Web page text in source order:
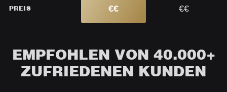
PREIS €€ €€
EMPFOHLEN VON 40.000+
ZUFRIEDENEN KUNDEN